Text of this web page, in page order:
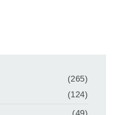
(265)
(124)